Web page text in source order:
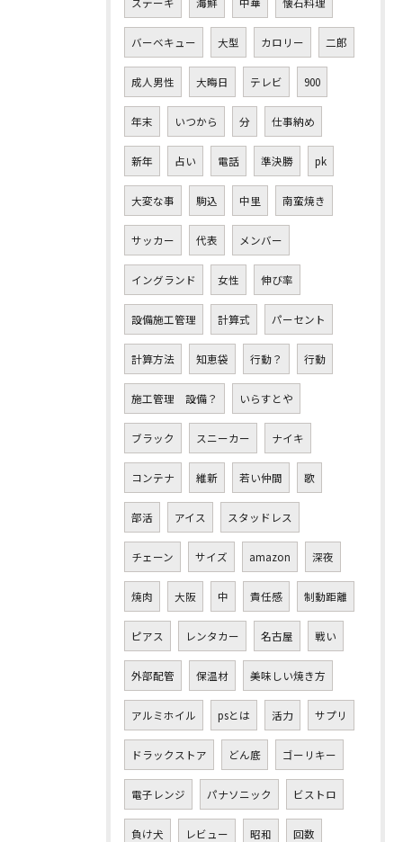
バーベキュー 大型 カロリー 二郎
成人男性 大晦日 テレビ 900
年末 いつから 分 仕事納め
新年 占い 電話 準決勝 pk
大変な事 駒込 中里 南蛮焼き
サッカー 代表 メンバー
イングランド 女性 伸び率
設備施工管理 計算式 パーセント
計算方法 知恵袋 行動？ 行動
施工管理 設備？ いらすとや
ブラック スニーカー ナイキ
コンテナ 維新 若い仲間 歌
部活 アイス スタッドレス
チェーン サイズ amazon 深夜
焼肉 大阪 中 責任感 制動距離
ピアス レンタカー 名古屋 戦い
外部配管 保温材 美味しい焼き方
アルミホイル psとは 活力 サプリ
ドラックストア どん底 ゴーリキー
電子レンジ パナソニック ビストロ
負け犬 レビュー 昭和 回数